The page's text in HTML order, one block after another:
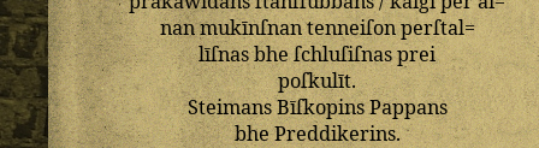
nanmukīnſnantenneiſonperſtal=
līſnasbheſchluſiſnasprei
poſkulīt.
SteimansBīſkopinsPappans
bhe Preddikerins.